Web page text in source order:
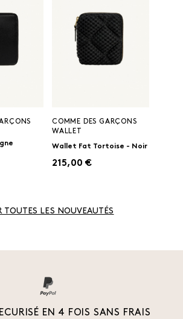
COMME DES GARÇONS
WALLET
Wallet Fat Tortoise - Noir
215,00 €
TOUTES LES NOUVEAUTÉS
EN 4 FOIS SANS FRAIS